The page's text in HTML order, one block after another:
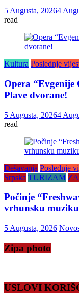
5 Augusta, 20264
read
Kultura Poslednje
Opera “Evgenije
Plave dvorane!
5 Augusta, 20264
read
Dešavanja Poslednje
Srpska TURIZAM
Počinje
vrhunsku
5 Augusta, 2026
Zipa photo
USLOVI